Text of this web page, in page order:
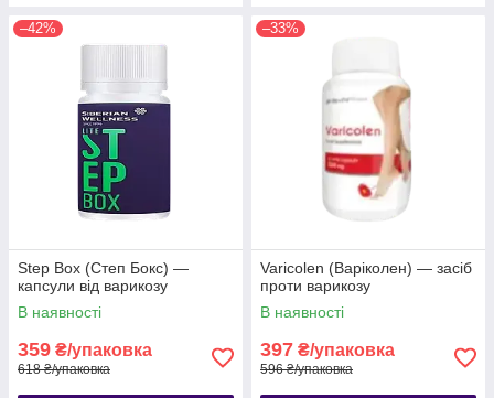
–42%
Step Box (Степ Бокс) —
капсули від варикозу
В наявності
359 ₴/упаковка
618 ₴/упаковка
–33%
Varicolen (Варіколен) — засіб
проти варикозу
В наявності
397 ₴/упаковка
596 ₴/упаковка